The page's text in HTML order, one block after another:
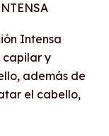
Intensa
capilar y
además de
el cabello,